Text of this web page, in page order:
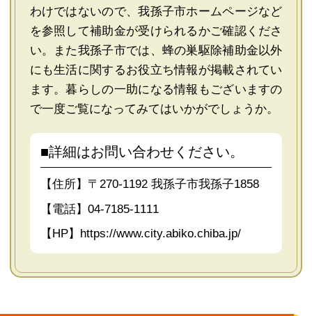
わけではないので、我孫子市ホームページなど
を参照して補助金が受けられるかご確認くださ
い。また我孫子市では、蜂の巣駆除補助金以外
にも生活に関するお役立ち情報が掲載されてい
ます。暮らしの一助になる情報もございますの
で一度ご覧になってみてはいかがでしょうか。
■詳細はお問い合わせください。
【住所】〒270-1192 我孫子市我孫子1858
【電話】04-7185-1111
【HP】 https://www.city.abiko.chiba.jp/